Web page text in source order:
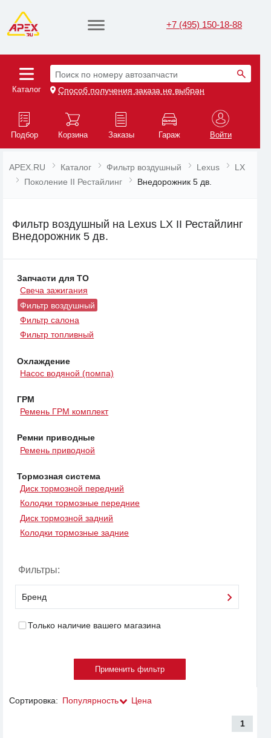
+7 (495) 150-18-88
Каталог
Поиск по номеру автозапчасти
Способ получения заказа не выбран
Подбор Корзина Заказы Гараж Войти
APEX.RU Каталог Фильтр воздушный Lexus
LX
Поколение II Рестайлинг
Внедорожник 5 дв.
Фильтр воздушный на Lexus LX II Рестайлинг
Внедорожник 5 дв.
Запчасти для ТО
Свеча зажигания
Фильтр воздушный
Фильтр салона
Фильтр топливный
Охлаждение
Насос водяной (помпа)
ГРМ
Ремень ГРМ комплект
Ремни приводные
Ремень приводной
Тормозная система
Диск тормозной передний
Колодки тормозные передние
Диск тормозной задний
Колодки тормозные задние
Фильтры:
Бренд
Только наличие вашего магазина
Сортировка: Популярность Цена
1